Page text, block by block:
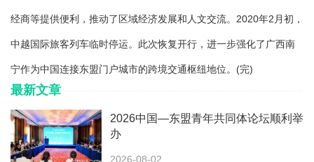
经商等提供便利，推动了区域经济发展和人文交流。2020年2月初，
中越国际旅客列车临时停运。此次恢复开行，进一步强化了广西南
宁作为中国连接东盟门户城市的跨境交通枢纽地位。(完)
最新文章
2026中国—东盟青年共同体论坛顺利举
办
2026-08-02